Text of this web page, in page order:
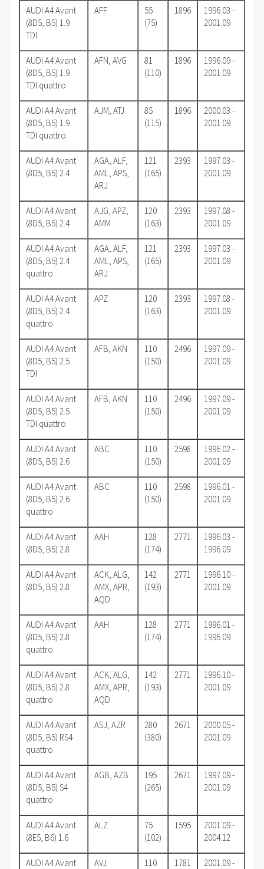
AUDI A4 Avant
(8D5, B5) 1.9
TDI
AFF
55
(75)
1896
1996.03 -
2001.09
AUDI A4 Avant
(8D5, B5) 1.9
TDI quattro
AFN, AVG
81
(110)
1896
1996.09 -
2001.09
AUDI A4 Avant
(8D5, B5) 1.9
TDI quattro
AJM, ATJ
85
(115)
1896
2000.03 -
2001.09
AUDI A4 Avant
(8D5, B5) 2.4
AGA, ALF,
AML, APS,
ARJ
121
(165)
2393
1997.03 -
2001.09
AUDI A4 Avant
(8D5, B5) 2.4
AJG, APZ,
AMM
120
(163)
2393
1997.08 -
2001.09
AUDI A4 Avant
(8D5, B5) 2.4
quattro
AGA, ALF,
AML, APS,
ARJ
121
(165)
2393
1997.03 -
2001.09
AUDI A4 Avant
(8D5, B5) 2.4
quattro
APZ
120
(163)
2393
1997.08 -
2001.09
AUDI A4 Avant
(8D5, B5) 2.5
TDI
AFB, AKN
110
(150)
2496
1997.09 -
2001.09
AUDI A4 Avant
(8D5, B5) 2.5
TDI quattro
AFB, AKN
110
(150)
2496
1997.09 -
2001.09
AUDI A4 Avant
(8D5, B5) 2.6
ABC
110
(150)
2598
1996.02 -
2001.09
AUDI A4 Avant
(8D5, B5) 2.6
quattro
ABC
110
(150)
2598
1996.01 -
2001.09
AUDI A4 Avant
(8D5, B5) 2.8
AAH
128
(174)
2771
1996.03 -
1996.09
AUDI A4 Avant
(8D5, B5) 2.8
ACK, ALG,
AMX, APR,
AQD
142
(193)
2771
1996.10 -
2001.09
AUDI A4 Avant
(8D5, B5) 2.8
quattro
AAH
128
(174)
2771
1996.01 -
1996.09
AUDI A4 Avant
(8D5, B5) 2.8
quattro
ACK, ALG,
AMX, APR,
AQD
142
(193)
2771
1996.10 -
2001.09
AUDI A4 Avant
(8D5, B5) RS4
quattro
ASJ, AZR
280
(380)
2671
2000.05 -
2001.09
AUDI A4 Avant
(8D5, B5) S4
quattro
AGB, AZB
195
(265)
2671
1997.09 -
2001.09
AUDI A4 Avant
(8E5, B6) 1.6
ALZ
75
(102)
1595
2001.09 -
2004.12
AUDI A4 Avant
AVJ
110
1781
2001.09 -